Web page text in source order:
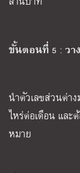
ขั้นตอนที่ 5 : วา
นำตัวเลขส่วนต่า
ไหร่ต่อเดือน และ
หมาย